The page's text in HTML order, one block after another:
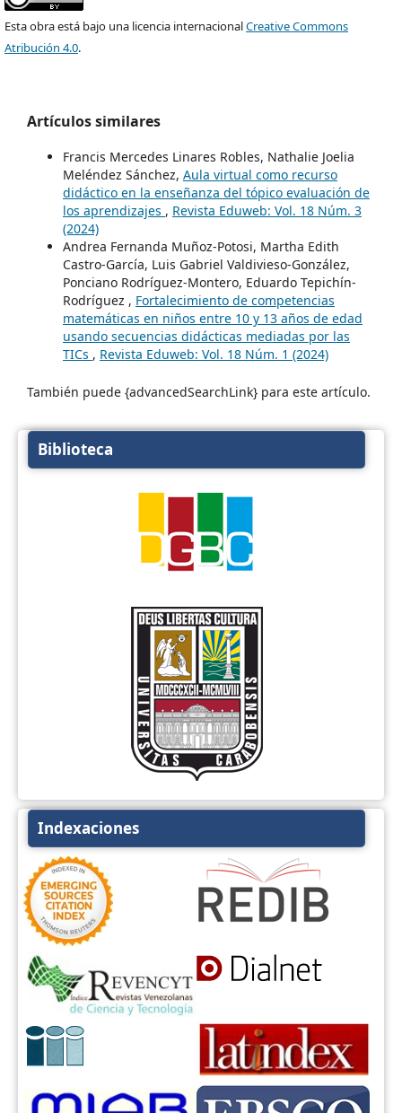
Esta obra está bajo una licencia internacionalCreative Commons
Atribución 4.0.
Artículos similares
Francis Mercedes Linares Robles, Nathalie Joelia
Meléndez Sánchez, Aula virtual como recurso
didáctico en la enseñanza del tópico evaluación de
los aprendizajes , Revista Eduweb: Vol. 18 Núm. 3
(2024)
Andrea Fernanda Muñoz-Potosi, Martha Edith
Castro-García, Luis Gabriel Valdivieso-González,
Ponciano Rodríguez-Montero, Eduardo Tepichín-
Rodríguez , Fortalecimiento de competencias
matemáticas en niños entre 10 y 13 años de edad
usando secuencias didácticas mediadas por las
TICs , Revista Eduweb: Vol. 18 Núm. 1 (2024)
También puede {advancedSearchLink} para este artículo.
Biblioteca
Indexaciones